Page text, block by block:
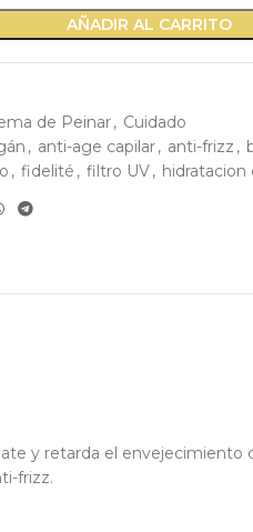
AÑADIR AL CARRITO
de Peinar, Cuidado
, anti-age capilar, anti-frizz ,
, fidelité , filtro UV, hidratacion
y retarda el envejecimiento
frizz.